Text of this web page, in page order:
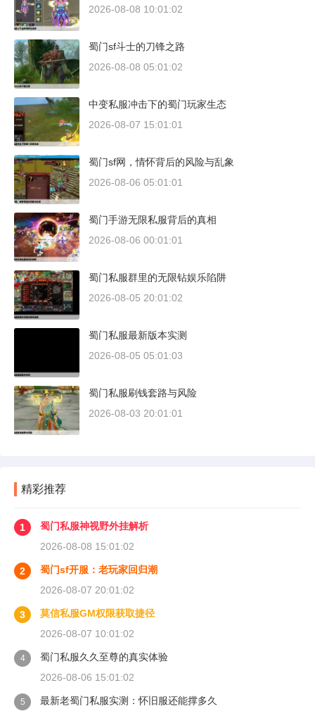
2026-08-08 10:01:02
蜀门sf斗士的刀锋之路
2026-08-08 05:01:02
中变私服冲击下的蜀门玩家生态
2026-08-07 15:01:01
蜀门sf网，情怀背后的风险与乱象
2026-08-06 05:01:01
蜀门手游无限私服背后的真相
2026-08-06 00:01:01
蜀门私服群里的无限钻娱乐陷阱
2026-08-05 20:01:02
蜀门私服最新版本实测
2026-08-05 05:01:03
蜀门私服刷钱套路与风险
2026-08-03 20:01:01
精彩推荐
1
蜀门私服神视野外挂解析
2026-08-08 15:01:02
2
蜀门sf开服：老玩家回归潮
2026-08-07 20:01:02
3
莫信私服GM权限获取捷径
2026-08-07 10:01:02
4
蜀门私服久久至尊的真实体验
2026-08-06 15:01:02
5
最新老蜀门私服实测：怀旧服还能撑多久